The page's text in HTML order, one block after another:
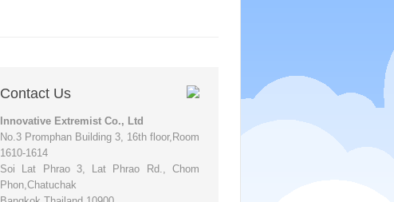
Contact Us
Innovative Extremist Co., Ltd
No.3 Promphan Building 3, 16th floor,Room
1610-1614
Soi Lat Phrao 3, Lat Phrao Rd., Chom
Phon,Chatuchak